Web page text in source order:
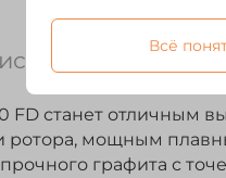
FD станет отличным
ротора, мощным
графита с
Всё